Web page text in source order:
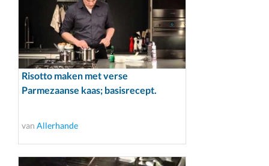
Risotto maken met verse
Parmezaanse kaas; basisrecept.
van Allerhande